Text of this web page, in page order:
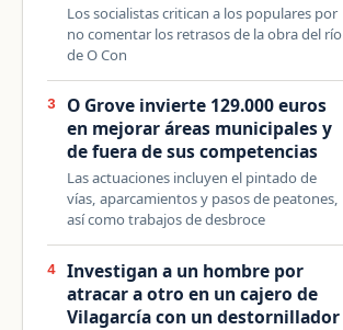
Los socialistas critican a los populares por
no comentar los retrasos de la obra del río
de O Con
3
O Grove invierte 129.000 euros
en mejorar áreas municipales y
de fuera de sus competencias
Las actuaciones incluyen el pintado de
vías, aparcamientos y pasos de peatones,
así como trabajos de desbroce
4
Investigan a un hombre por
atracar a otro en un cajero de
Vilagarcía con un destornillador